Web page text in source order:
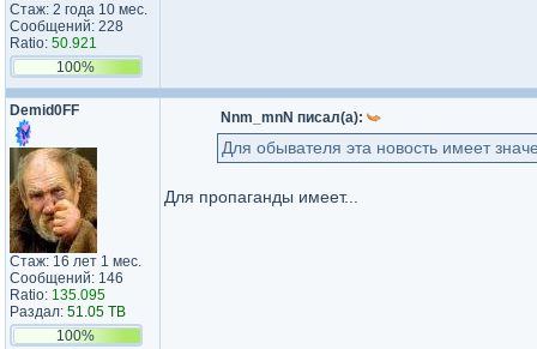
Стаж: 2 года 10 мес.
Сообщений: 228
Ratio: 50.921
100%
Demid0FF
Стаж: 16 лет 1 мес.
Сообщений: 146
Ratio: 135.095
Раздал: 51.05 TB
100%
Nnm_mnN писал(а):
Для обывателя эта новость имеет
Для пропаганды имеет...